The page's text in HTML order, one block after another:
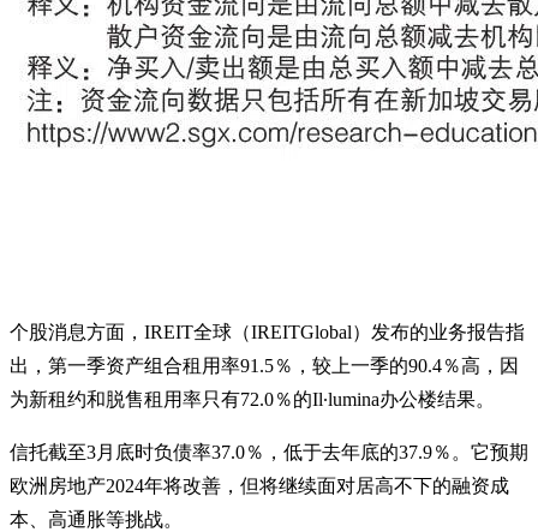
个股消息方面，IREIT全球（IREITGlobal）发布的业务报告指
出，第一季资产组合租用率91.5％，较上一季的90.4％高，因
为新租约和脱售租用率只有72.0％的Il∙lumina办公楼结果。
信托截至3月底时负债率37.0％，低于去年底的37.9％。它预期
欧洲房地产2024年将改善，但将继续面对居高不下的融资成
本、高通胀等挑战。